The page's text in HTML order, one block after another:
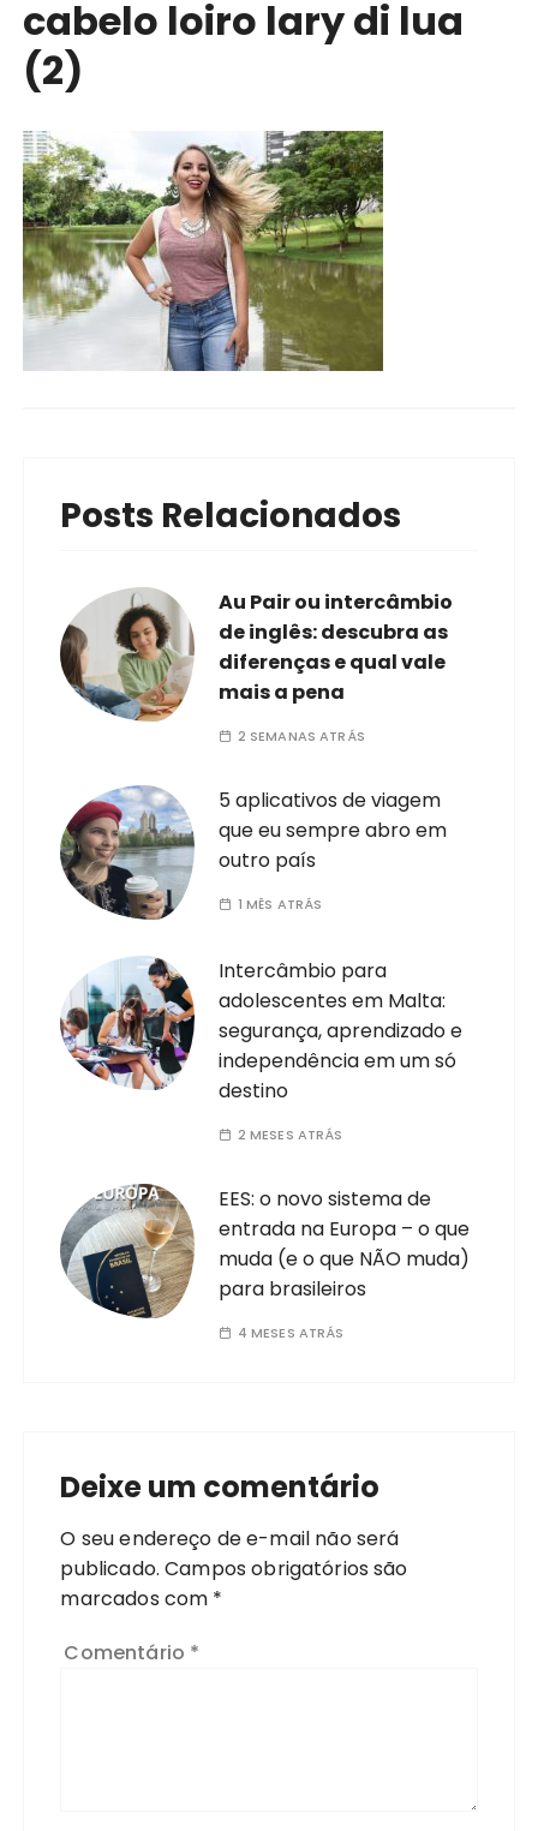
cabelo loiro lary di lua
(2)
Posts Relacionados
Au Pair ou intercâmbio
de inglês: descubra as
diferenças e qual vale
mais a pena
2 SEMANAS ATRÁS
5 aplicativos de viagem
que eu sempre abro em
outro país
1 MÊS ATRÁS
Intercâmbio para
adolescentes em Malta:
segurança, aprendizado e
independência em um só
destino
2 MESES ATRÁS
EES: o novo sistema de
entrada na Europa – o que
muda (e o que NÃO muda)
para brasileiros
4 MESES ATRÁS
Deixe um comentário
O seu endereço de e-mail não será
publicado. Campos obrigatórios são
marcados com *
Comentário *